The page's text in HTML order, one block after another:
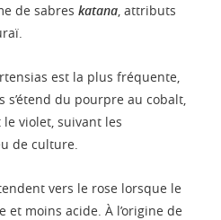
de sabres katana, attributs
est la plus fréquente,
s’étend du pourpre au cobalt,
violet, suivant les
de culture.
vers le rose lorsque le
et moins acide. À l’origine de